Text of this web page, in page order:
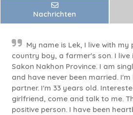
Nachrichten
My name is Lek, I live with my
country boy, a farmer's son. I live
Sakon Nakhon Province. I am
and have never been married.
partner. I'm 33 years old.
girlfriend, come and talk to me.
positive person. I have been